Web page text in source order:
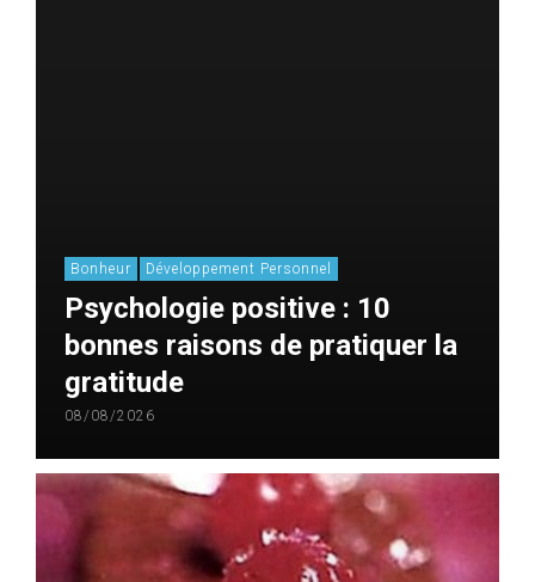
Bonheur Développement Personnel
Psychologie positive : 10
bonnes raisons de pratiquer la
gratitude
08/08/2026